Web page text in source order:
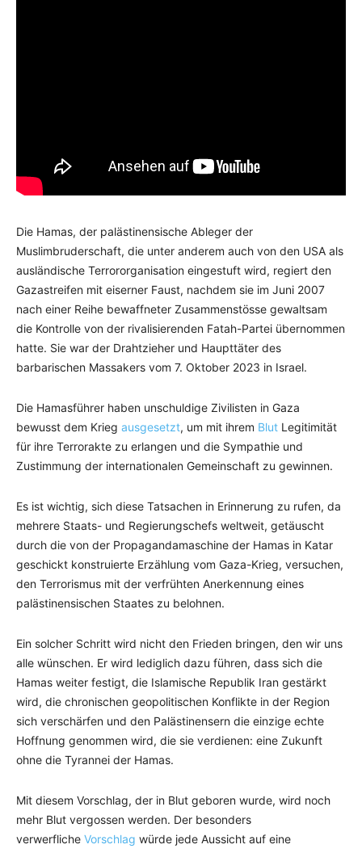
Die Hamas, der palästinensische Ableger der
Muslimbruderschaft, die unter anderem auch von den USA als
ausländische Terrororganisation eingestuft wird, regiert den
Gazastreifen mit eiserner Faust, nachdem sie im Juni 2007
nach einer Reihe bewaffneter Zusammenstösse gewaltsam
die Kontrolle von der rivalisierenden Fatah-Partei übernommen
hatte. Sie war der Drahtzieher und Haupttäter des
barbarischen Massakers vom 7. Oktober 2023 in Israel.
Die Hamasführer haben unschuldige Zivilisten in Gaza
bewusst dem Krieg ausgesetzt, um mit ihrem Blut Legitimität
für ihre Terrorakte zu erlangen und die Sympathie und
Zustimmung der internationalen Gemeinschaft zu gewinnen.
Es ist wichtig, sich diese Tatsachen in Erinnerung zu rufen, da
mehrere Staats- und Regierungschefs weltweit, getäuscht
durch die von der Propagandamaschine der Hamas in Katar
geschickt konstruierte Erzählung vom Gaza-Krieg, versuchen,
den Terrorismus mit der verfrühten Anerkennung eines
palästinensischen Staates zu belohnen.
Ein solcher Schritt wird nicht den Frieden bringen, den wir uns
alle wünschen. Er wird lediglich dazu führen, dass sich die
Hamas weiter festigt, die Islamische Republik Iran gestärkt
wird, die chronischen geopolitischen Konflikte in der Region
sich verschärfen und den Palästinensern die einzige echte
Hoffnung genommen wird, die sie verdienen: eine Zukunft
ohne die Tyrannei der Hamas.
Mit diesem Vorschlag, der in Blut geboren wurde, wird noch
mehr Blut vergossen werden. Der besonders
verwerfliche Vorschlag würde jede Aussicht auf eine